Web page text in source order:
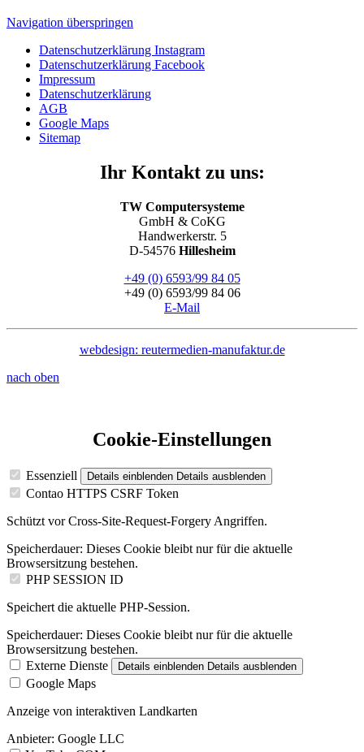
Navigation überspringen
Datenschutzerklärung Instagram
Datenschutzerklärung Facebook
Impressum
Datenschutzerklärung
AGB
Google Maps
Sitemap
Ihr Kontakt zu uns:
TW Computersysteme
GmbH & CoKG
Handwerkerstr. 5
D-54576 Hillesheim
+49 (0) 6593/99 84 05
+49 (0) 6593/99 84 06
E-Mail
webdesign: reutermedien-manufaktur.de
nach oben
Cookie-Einstellungen
Essenziell Details einblenden Details ausblenden
Contao HTTPS CSRF Token
Schützt vor Cross-Site-Request-Forgery Angriffen.
Speicherdauer: Dieses Cookie bleibt nur für die aktuelle
Browsersitzung bestehen.
PHP SESSION ID
Speichert die aktuelle PHP-Session.
Speicherdauer: Dieses Cookie bleibt nur für die aktuelle
Browsersitzung bestehen.
Externe Dienste
Details einblenden Details ausblenden
Google Maps
Anzeige von interaktiven Landkarten
Anbieter: Google LLC